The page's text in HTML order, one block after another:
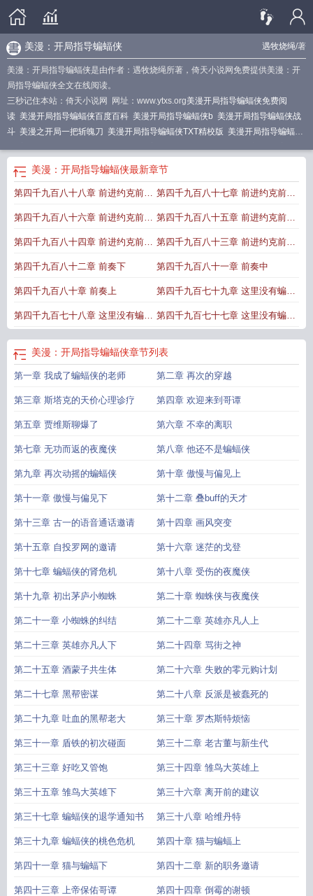
遇牧烧绳/著
美漫：开局指导蝙蝠侠
美漫：开局指导蝙蝠侠是由作者：遇牧烧绳所著，倚天小说网免费提供美漫：开
局指导蝙蝠侠全文在线阅读。
三秒记住本站：倚天小说网 网址：www.ytxs.org美漫开局指导蝙蝠侠免费阅
读 美漫开局指导蝙蝠侠百度百科 美漫开局指导蝙蝠侠b 美漫开局指导蝙蝠侠战
斗 美漫之开局一把斩魄刀 美漫开局指导蝙蝠侠TXT精校版 美漫开局指导蝙蝠
指导蝙蝠侠
美漫开局指导蝙蝠侠pksge 美漫开局阿卡姆系统蝙蝠
漫开局骗恶魔免费
侠同人美漫开局指导蝙蝠侠&心灵导师 美漫开局奖励八奇技的美漫开局播放名
指导蝙蝠侠生命方程式
美漫开局枪斗术美漫开局指导蝙蝠侠 第22章美漫开局
指导蝙蝠侠(遇牧烧绳)_ 开局指导蝙蝠侠精校TXT 美漫开局指导蝙蝠侠的美漫开
节美漫开局指导蝙蝠侠TXT资源 美漫之开局一把斩魄刀笔趣阁美漫开局夺取震
震果实免费美漫开局指导蝙蝠侠笔趣阁美漫开局盘点十大经典名场面美漫开局
导蝙蝠侠精校版漫威开局扮演蝙蝠侠
美漫：开局指导蝙蝠侠最新章节
第四千九百八十八章 前进约克前进
六
第四千九百八十七章 前进约克前进
五
第四千九百八十六章 前进约克前进
四
第四千九百八十五章 前进约克前进
三
第四千九百八十四章 前进约克前进
二
第四千九百八十三章 前进约克前进
一
第四千九百八十二章 前奏下 第四千九百八十一章 前奏中
第四千九百八十章 前奏上 第四千九百七十九章 这里没有蝙蝠
侠完
第四千九百七十八章 这里没有蝙蝠
侠六十五
第四千九百七十七章 这里没有蝙蝠
侠六十四
美漫：开局指导蝙蝠侠章节列表
第一章 我成了蝙蝠侠的老师 第二章 再次的穿越
第三章 斯塔克的天价心理诊疗 第四章 欢迎来到哥谭
第五章 贾维斯聊爆了 第六章 不幸的离职
第七章 无功而返的夜魔侠 第八章 他还不是蝙蝠侠
第九章 再次动摇的蝙蝠侠 第十章 傲慢与偏见上
第十一章 傲慢与偏见下 第十二章 叠buff的天才
第十三章 古一的语音通话邀请 第十四章 画风突变
第十五章 自投罗网的邀请 第十六章 迷茫的戈登
第十七章 蝙蝠侠的肾危机 第十八章 受伤的夜魔侠
第十九章 初出茅庐小蜘蛛 第二十章 蜘蛛侠与夜魔侠
第二十一章 小蜘蛛的纠结 第二十二章 英雄亦凡人上
第二十三章 英雄亦凡人下 第二十四章 骂街之神
第二十五章 酒蒙子共生体 第二十六章 失败的零元购计划
第二十七章 黑帮密谋 第二十八章 反派是被蠢死的
第二十九章 吐血的黑帮老大 第三十章 罗杰斯特烦恼
第三十一章 盾铁的初次碰面 第三十二章 老古董与新生代
第三十三章 好吃又管饱 第三十四章 雏鸟大英雄上
第三十五章 雏鸟大英雄下 第三十六章 离开前的建议
第三十七章 蝙蝠侠的退学通知书 第三十八章 哈维丹特
第三十九章 蝙蝠侠的桃色危机 第四十章 猫与蝙蝠上
第四十一章 猫与蝙蝠下 第四十二章 新的职务邀请
第四十三章 上帝保佑哥谭 第四十四章 倒霉的谢顿